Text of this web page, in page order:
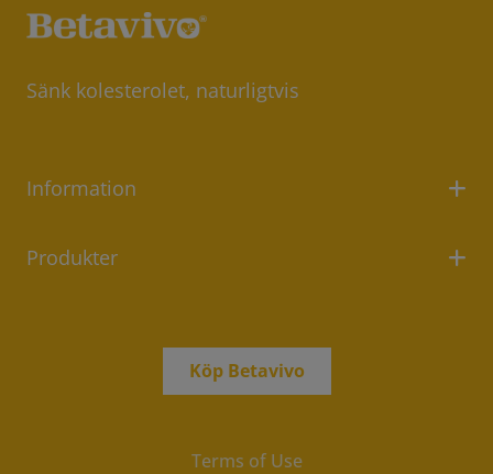
Sänk kolesterolet, naturligtvis
Information
Produkter
Köp Betavivo
Terms of Use